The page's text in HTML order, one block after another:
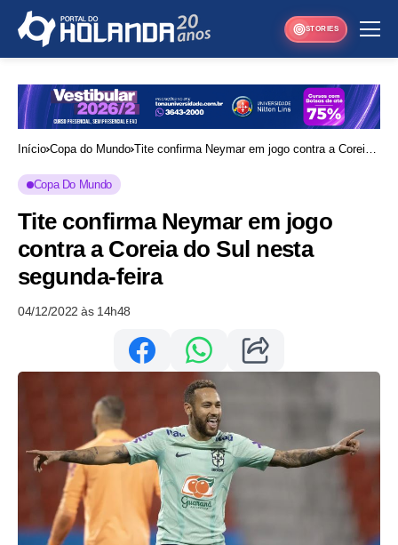
STORIES
Início Copa do Mundo Tite confirma Neymar em jogo contra a Coreia
Copa Do Mundo
Tite confirma Neymar em jogo
contra a Coreia do Sul nesta
segunda-feira
04/12/2022 às 14h48